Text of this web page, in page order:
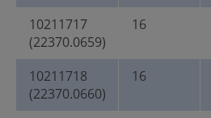
10211717
(22370.0659)
16
10211718
(22370.0660)
16